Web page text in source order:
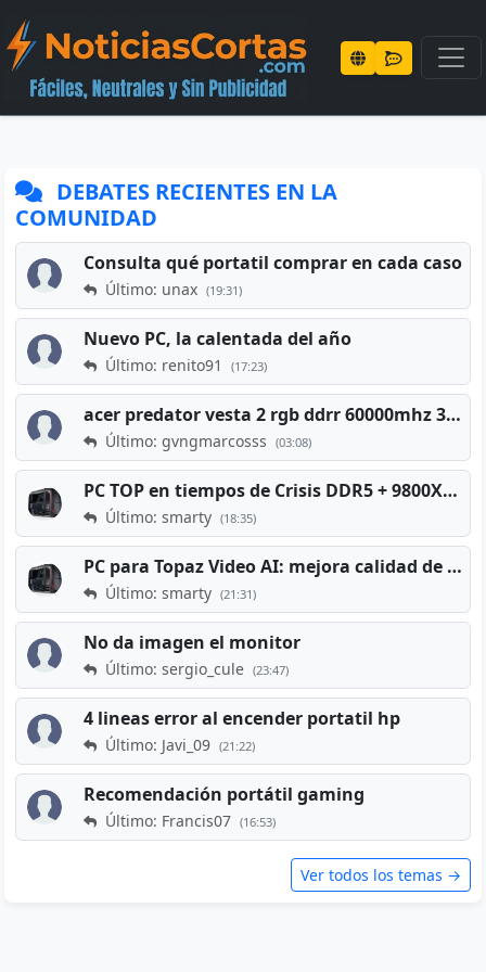
DEBATES RECIENTES EN LA
COMUNIDAD
Consulta qué portatil comprar en cada caso
Último: unax (19:31)
Nuevo PC, la calentada del año
Último: renito91 (17:23)
acer predator vesta 2 rgb ddrr 60000mhz 32gb x2 16gb
Último: gvngmarcosss (03:08)
PC TOP en tiempos de Crisis DDR5 + 9800X3D + RTX 5080 [2026][2400€]
Último: smarty (18:35)
PC para Topaz Video AI: mejora calidad de vídeos viejos
Último: smarty (21:31)
No da imagen el monitor
Último: sergio_cule (23:47)
4 lineas error al encender portatil hp
Último: Javi_09 (21:22)
Recomendación portátil gaming
Último: Francis07 (16:53)
Ver todos los temas →